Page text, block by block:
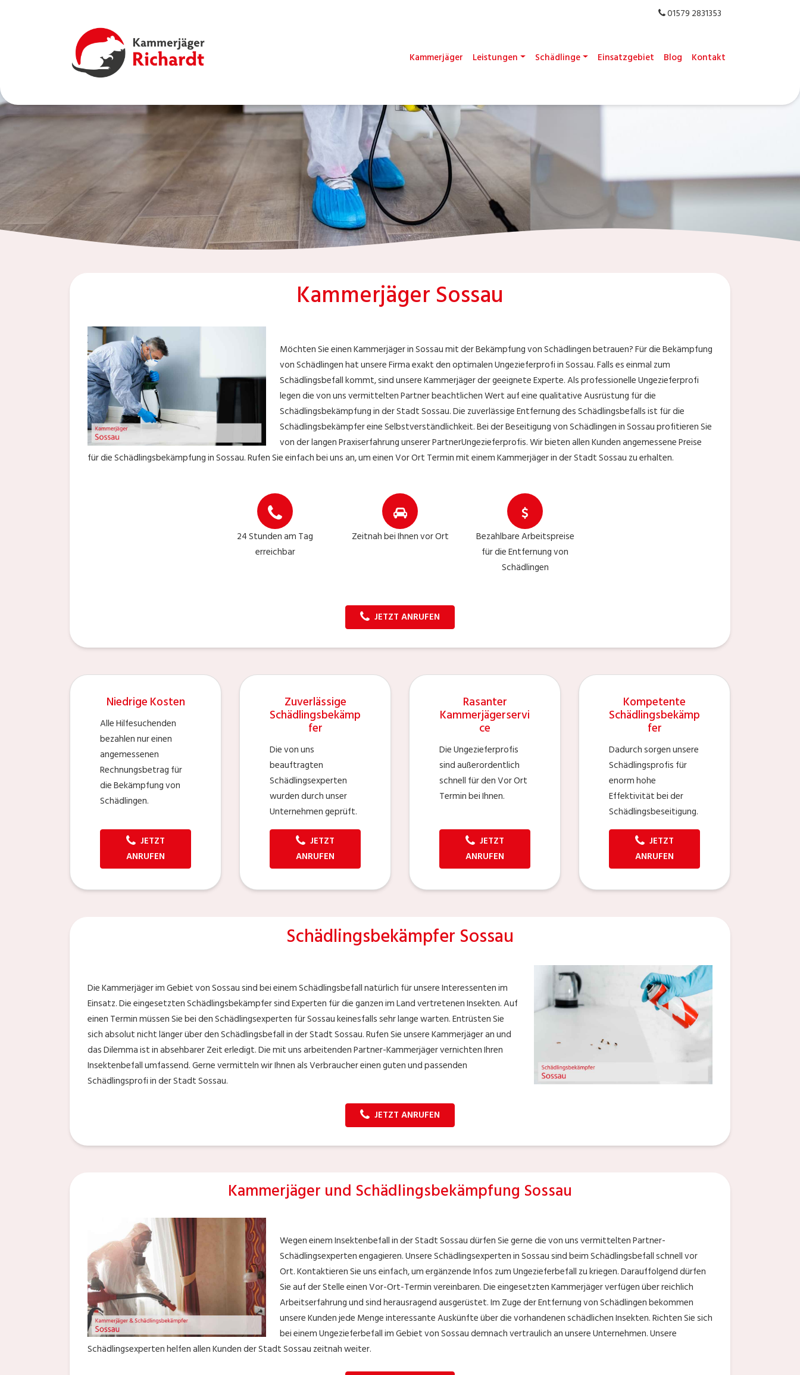
01579 2831353
Kammerjäger Leistungen Schädlinge Einsatzgebiet Blog Kontakt
Kammerjäger Sossau
Möchten Sie einen Kammerjäger in Sossau mit der Bekämpfung von Schädlingen betrauen? Für die Bekämpfung
von Schädlingen hat unsere Firma exakt den optimalen Ungezieferprofi in Sossau. Falls es einmal zum
Schädlingsbefall kommt, sind unsere Kammerjäger der geeignete Experte. Als professionelle Ungezieferprofi
legen die von uns vermittelten Partner beachtlichen Wert auf eine qualitative Ausrüstung für die
Schädlingsbekämpfung in der Stadt Sossau. Die zuverlässige Entfernung des Schädlingsbefalls ist für die
Schädlingsbekämpfer eine Selbstverständlichkeit. Bei der Beseitigung von Schädlingen in Sossau profitieren Sie
von der langen Praxiserfahrung unserer PartnerUngezieferprofis. Wir bieten allen Kunden angemessene Preise
für die Schädlingsbekämpfung in Sossau. Rufen Sie einfach bei uns an, um einen Vor Ort Termin mit einem Kammerjäger in der Stadt Sossau zu erhalten.
24 Stunden am Tag
erreichbar
Zeitnah bei Ihnen vor Ort
Bezahlbare Arbeitspreise
für die Entfernung von
Schädlingen
JETZT ANRUFEN
Niedrige Kosten
Alle Hilfesuchenden
bezahlen nur einen
angemessenen
Rechnungsbetrag für
die Bekämpfung von
Schädlingen.
JETZT
ANRUFEN
Zuverlässige
Schädlingsbekämp
fer
Die von uns
beauftragten
Schädlingsexperten
wurden durch unser
Unternehmen geprüft.
JETZT
ANRUFEN
Rasanter
Kammerjägerservi
ce
Die Ungezieferprofis
sind außerordentlich
schnell für den Vor Ort
Termin bei Ihnen.
JETZT
ANRUFEN
Kompetente
Schädlingsbekämp
fer
Dadurch sorgen unsere
Schädlingsprofis für
enorm hohe
Effektivität bei der
Schädlingsbeseitigung.
JETZT
ANRUFEN
Schädlingsbekämpfer Sossau
Die Kammerjäger im Gebiet von Sossau sind bei einem Schädlingsbefall natürlich für unsere Interessenten im
Einsatz. Die eingesetzten Schädlingsbekämpfer sind Experten für die ganzen im Land vertretenen Insekten. Auf
einen Termin müssen Sie bei den Schädlingsexperten für Sossau keinesfalls sehr lange warten. Entrüsten Sie
sich absolut nicht länger über den Schädlingsbefall in der Stadt Sossau. Rufen Sie unsere Kammerjäger an und
das Dilemma ist in absehbarer Zeit erledigt. Die mit uns arbeitenden Partner-Kammerjäger vernichten Ihren
Insektenbefall umfassend. Gerne vermitteln wir Ihnen als Verbraucher einen guten und passenden
Schädlingsprofi in der Stadt Sossau.
JETZT ANRUFEN
Kammerjäger und Schädlingsbekämpfung Sossau
Wegen einem Insektenbefall in der Stadt Sossau dürfen Sie gerne die von uns vermittelten Partner-
Schädlingsexperten engagieren. Unsere Schädlingsexperten in Sossau sind beim Schädlingsbefall schnell vor
Ort. Kontaktieren Sie uns einfach, um ergänzende Infos zum Ungezieferbefall zu kriegen. Darauffolgend dürfen
Sie auf der Stelle einen Vor-Ort-Termin vereinbaren. Die eingesetzten Kammerjäger verfügen über reichlich
Arbeitserfahrung und sind herausragend ausgerüstet. Im Zuge der Entfernung von Schädlingen bekommen
unsere Kunden jede Menge interessante Auskünfte über die vorhandenen schädlichen Insekten. Richten Sie sich
bei einem Ungezieferbefall im Gebiet von Sossau demnach vertraulich an unsere Unternehmen. Unsere
Schädlingsexperten helfen allen Kunden der Stadt Sossau zeitnah weiter.